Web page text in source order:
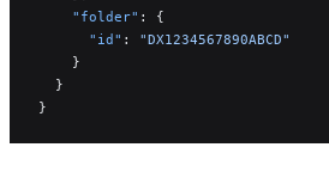
    "folder"
: {
      "id"
: "DX1234567890ABCD"
    }
  }
}